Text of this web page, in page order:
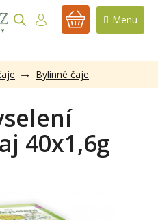
NÁKUPNÍ
Bylinné čaje
40x1,6g